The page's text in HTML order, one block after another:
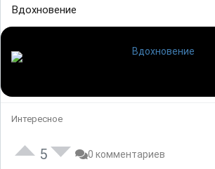
Вдохновение
Интересное
5 0 комментариев